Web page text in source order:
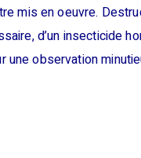
mis en oeuvre.
d’un insecticide
observation